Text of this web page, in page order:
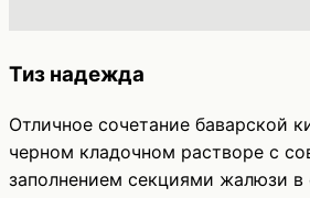
Тиз надежда
Отличное сочетание баварской
черном кладочном растворе с
заполнением секциями жалюзи в